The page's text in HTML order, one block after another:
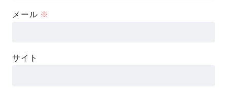
メール ※
サイト